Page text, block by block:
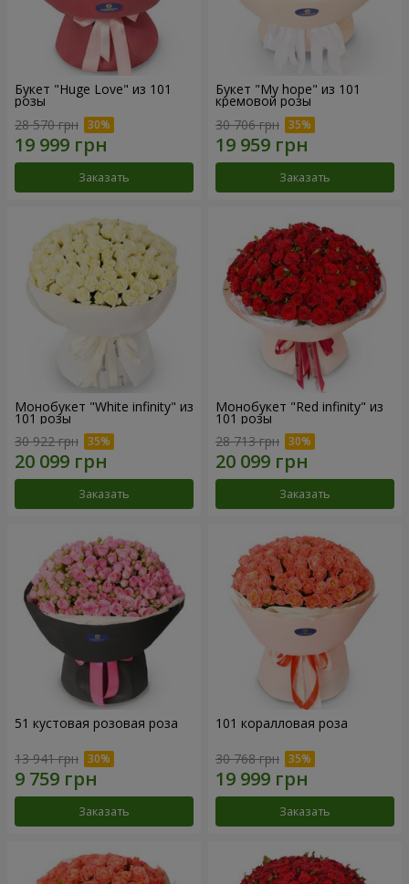
Букет "Huge Love" из 101
розы
28 570 грн
Заказать
Букет "My hope" из 101
кремовой розы
30 706 грн
Заказать
Монобукет "White infinity" из
101 розы
30 922 грн
Заказать
Монобукет "Red infinity" из
101 розы
28 713 грн
Заказать
51 кустовая розовая роза
13 941 грн
Заказать
101 коралловая роза
30 768 грн
Заказать